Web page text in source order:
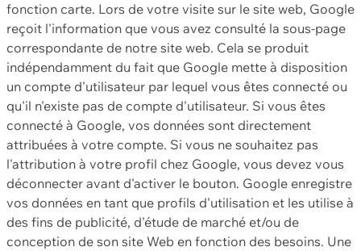
fonction carte. Lors de votre visite sur le site web, Google
reçoit l'information que vous avez consulté la sous-page
correspondante de notre site web. Cela se produit
indépendamment du fait que Google mette à disposition
un compte d'utilisateur par lequel vous êtes connecté ou
qu'il n'existe pas de compte d'utilisateur. Si vous êtes
connecté à Google, vos données sont directement
attribuées à votre compte. Si vous ne souhaitez pas
l'attribution à votre profil chez Google, vous devez vous
déconnecter avant d'activer le bouton. Google enregistre
vos données en tant que profils d'utilisation et les utilise à
des fins de publicité, d'étude de marché et/ou de
conception de son site Web en fonction des besoins. Une